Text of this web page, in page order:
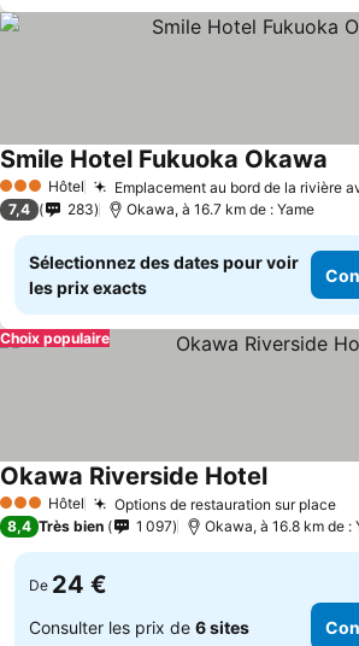
3 ÉtoilesHôtel Emplacement au bord de la rivière
Smile Hotel Fukuoka Okawa
7,4 283 Okawa, à 16.7 km de : Yame
Sélectionnez des dates pour voir
les prix exacts
Choix populaire
3 ÉtoilesHôtel Options de restauration sur place
Okawa Riverside HotelConsulter
8,4 Très bien 1 097 Okawa, à 16.8 km de :
De 24 €
Consulter les prix de 6 sites